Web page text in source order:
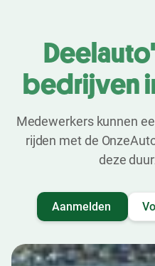
bedrijven
Medewerkers kunnen
rijden met de
deze
Aanmelden